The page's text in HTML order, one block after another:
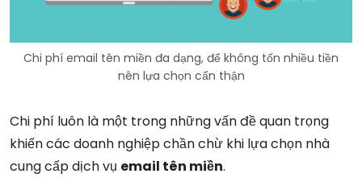
Chi phí email tên miền đa dạng, để không tốn nhiều tiền
nên lựa chọn cẩn thận
Chi phí luôn là một trong những vấn đề quan trọng
khiến các doanh nghiệp chần chừ khi lựa chọn nhà
cung cấp dịch vụ email tên miền.